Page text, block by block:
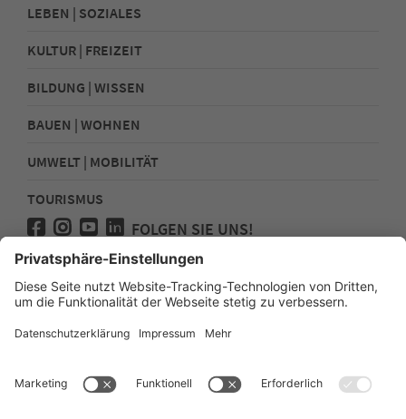
LEBEN | SOZIALES
KULTUR | FREIZEIT
BILDUNG | WISSEN
BAUEN | WOHNEN
UMWELT | MOBILITÄT
TOURISMUS
FOLGEN SIE UNS!
Presse
Kontakt
Impressum
Sitemap